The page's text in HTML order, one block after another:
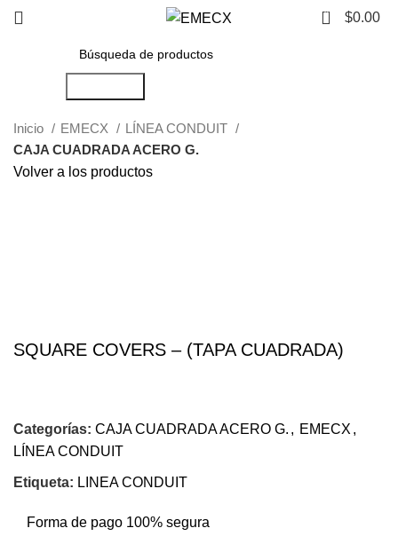
0 $0.00
Inicio EMECX
LÍNEA CONDUIT
CAJA CUADRADA ACERO G.
Volver a los productos
SQUARE COVERS – (TAPA CUADRADA)
Categorías: CAJA CUADRADA ACERO G. , EMECX ,
LÍNEA CONDUIT
Etiqueta: LINEA CONDUIT
Forma de pago 100% segura